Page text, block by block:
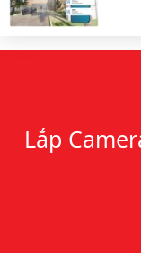
Lý do chọn
Lắp